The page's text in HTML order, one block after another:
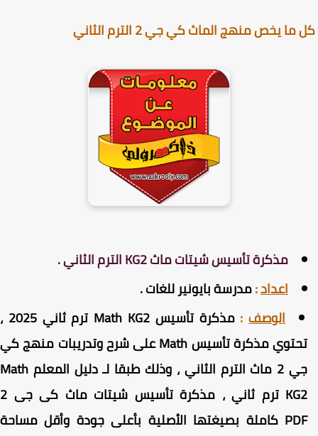
يخص منهج الماث كي جي 2 الترم الثاني
مذكرة تأسيس شيتات ماث KG2 الترم الثاني .
اعداد:مدرسة بايونير للغات .
الوصف:
مذكرة تأسيس Math KG2 ترم ثاني 2025 ،
تحتوي مذكرة تأسيس Math على شرح وتدريبات منهج كي
جي 2 ماث الترم الثاني ، وذلك طبقا لـ دليل المعلم Math
KG2 ترم ثاني ، مذكرة تأسيس شيتات ماث كى جى 2
PDF كاملة بصيغتها الأصلية بأعلى جودة وأقل مساحة